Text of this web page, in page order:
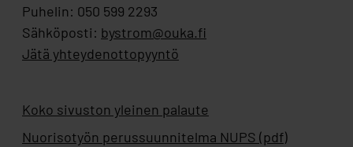
Puhelin: 050 599 2293
Sähköposti: bystrom@ouka.fi
Jätä yhteydenottopyyntö
Koko sivuston yleinen palaute
Nuorisotyön perussuunnitelma NUPS (pdf)